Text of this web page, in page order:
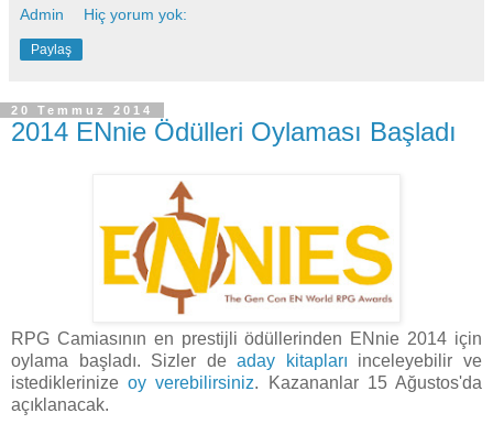
Admin Hiç yorum yok:
Paylaş
20 Temmuz 2014
2014 ENnie Ödülleri Oylaması Başladı
RPG Camiasının en prestijli ödüllerinden ENnie 2014 için
oylama başladı. Sizler deaday kitapları inceleyebilir ve
istediklerinizeoy verebilirsiniz. Kazananlar 15 Ağustos'da
açıklanacak.